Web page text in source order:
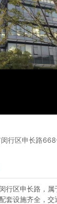
闵行区申长路
行区申长路，
套设施齐全，